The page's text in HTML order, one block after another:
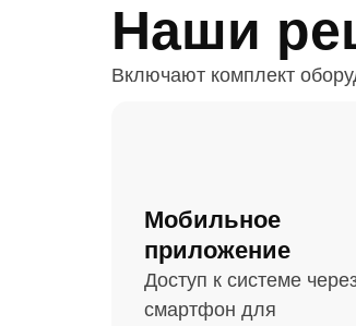
Наши
Включают комплект
Мобильное
приложение
Доступ к системе
смартфон для